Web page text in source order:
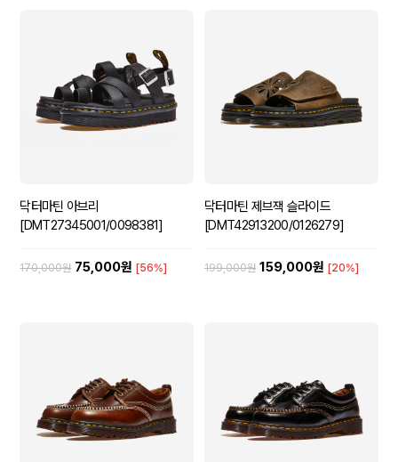
닥터마틴 아브리
[DMT27345001/0098381]
170,000원 75,000원 [56%]
닥터마틴 제브잭 슬라이드
[DMT42913200/0126279]
199,000원 159,000원 [20%]